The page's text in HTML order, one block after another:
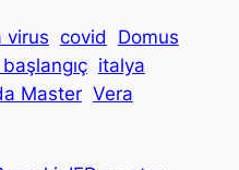
virus covid
Domus
italya
Master Vera